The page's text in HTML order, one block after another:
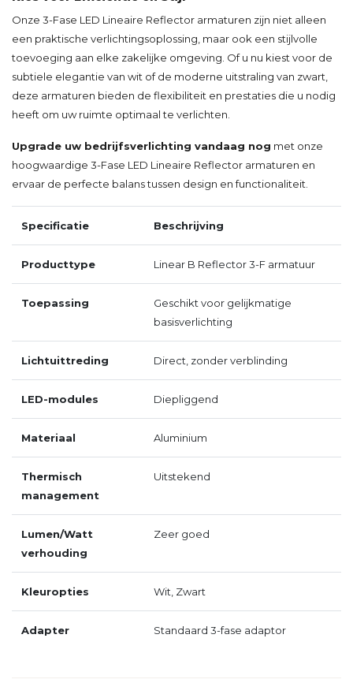
Onze 3-Fase LED Lineaire Reflector armaturen zijn niet alleen
een praktische verlichtingsoplossing, maar ook een stijlvolle
toevoeging aan elke zakelijke omgeving. Of u nu kiest voor de
subtiele elegantie van wit of de moderne uitstraling van zwart,
deze armaturen bieden de flexibiliteit en prestaties die u nodig
heeft om uw ruimte optimaal te verlichten.
Upgrade uw bedrijfsverlichting vandaag nog met onze
hoogwaardige 3-Fase LED Lineaire Reflector armaturen en
ervaar de perfecte balans tussen design en functionaliteit.
Specificatie Beschrijving
Producttype Linear B Reflector 3-F armatuur
Toepassing
Geschikt voor gelijkmatige
basisverlichting
Lichtuittreding Direct, zonder verblinding
LED-modules Diepliggend
Materiaal Aluminium
Thermisch
management
Uitstekend
Lumen/Watt
verhouding
Zeer goed
Kleuropties Wit, Zwart
Adapter Standaard 3-fase adaptor